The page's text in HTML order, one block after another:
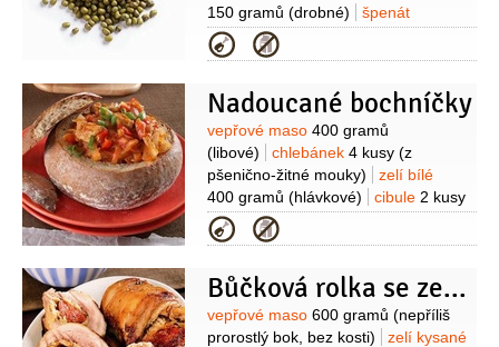
150 gramů (drobné)
špenát
150 gramů
(menší)
olej0,4 decilitru
česnek
Kategorie
Nadoucané bochníčky
Suroviny
vepřové maso 400 gramů
(libové)
chlebánek 4 kusy (z
pšenično-žitné mouky)
zelí bílé
400 gramů (hlávkové) cibule 2 kusy
(velké)
paprika červená
(velká)
vývar masový
2 lžíce
olej slunečnicový
2 lžíce
cibulová nať
2 lžíce
(nakrájená)
Kategorie
Bůčková rolka se zelím
Suroviny
vepřové maso 600 gramů (nepříliš
prorostlý bok, bez kosti)
zelí kysané